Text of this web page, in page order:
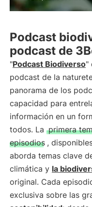
Podcast
podcast de
"Podcast Biodiverso"
podcast de la
panorama de los
capacidad para
información en un
todos. La primera
episodios ,
aborda temas clave
climática y la
original. Cada
exclusiva sobre las